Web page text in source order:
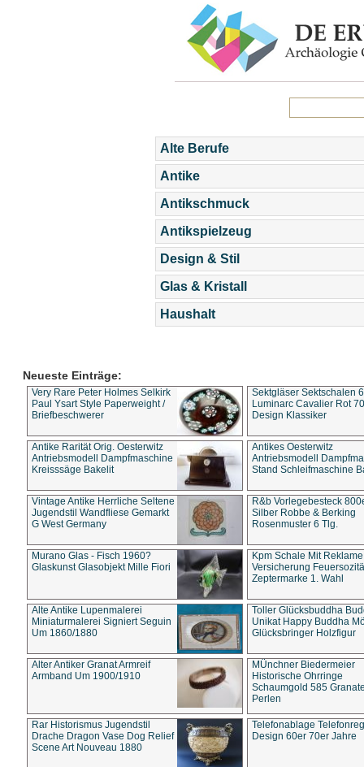
Alte Berufe
Antike
Antikschmuck
Antikspielzeug
Design & Stil
Glas & Kristall
Haushalt
Neueste Einträge:
Very Rare Peter Holmes Selkirk
Paul Ysart Style Paperweight /
Briefbeschwerer
Sektgläser Sektschalen
Luminarc Cavalier Rot
Design Klassiker
Antike Rarität Orig. Oesterwitz
Antriebsmodell Dampfmaschine
Kreisssäge Bakelit
Antikes Oesterwitz
Antriebsmodell
Stand Schleifmaschine
Vintage Antike Herrliche Seltene
Jugendstil Wandfliese Gemarkt
G West Germany
R&b Vorlegebesteck
Silber Robbe & Berking
Rosenmuster 6 Tlg.
Murano Glas - Fisch 1960?
Glaskunst Glasobjekt Mille Fiori
Kpm Schale Mit Reklame
Versicherung
Zeptermarke 1. Wahl
Alte Antike Lupenmalerei
Miniaturmalerei Signiert Seguin
Um 1860/1880
Toller Glücksbuddha
Unikat Happy Buddha
Glücksbringer Holzfigur
Alter Antiker Granat Armreif
Armband Um 1900/1910
MÜnchner Biedermeier
Historische Ohrringe
Schaumgold 585
Perlen
Rar Historismus Jugendstil
Drache Dragon Vase Dog Relief
Scene Art Nouveau 1880
Telefonablage
Design 60er 70er Jahre